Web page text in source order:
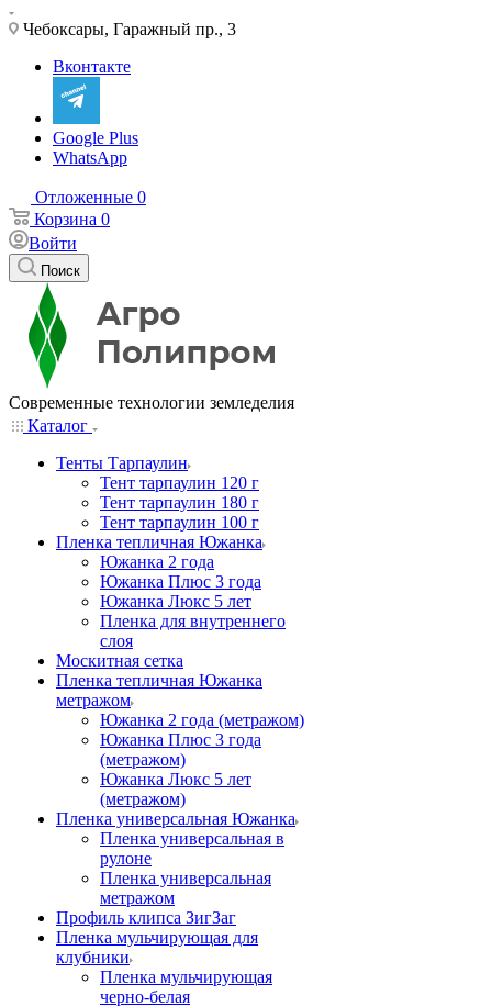
Чебоксары, Гаражный пр., 3
Вконтакте
Google Plus
WhatsApp
Отложенные 0
Корзина 0
Войти
Поиск
Современные технологии земледелия
Каталог
Тенты Тарпаулин
Тент тарпаулин 120 г
Тент тарпаулин 180 г
Тент тарпаулин 100 г
Пленка тепличная Южанка
Южанка 2 года
Южанка Плюс 3 года
Южанка Люкс 5 лет
Пленка для внутреннего
слоя
Москитная сетка
Пленка тепличная Южанка
метражом
Южанка 2 года (метражом)
Южанка Плюс 3 года
(метражом)
Южанка Люкс 5 лет
(метражом)
Пленка универсальная Южанка
Пленка универсальная в
рулоне
Пленка универсальная
метражом
Профиль клипса ЗигЗаг
Пленка мульчирующая для
клубники
Пленка мульчирующая
черно-белая